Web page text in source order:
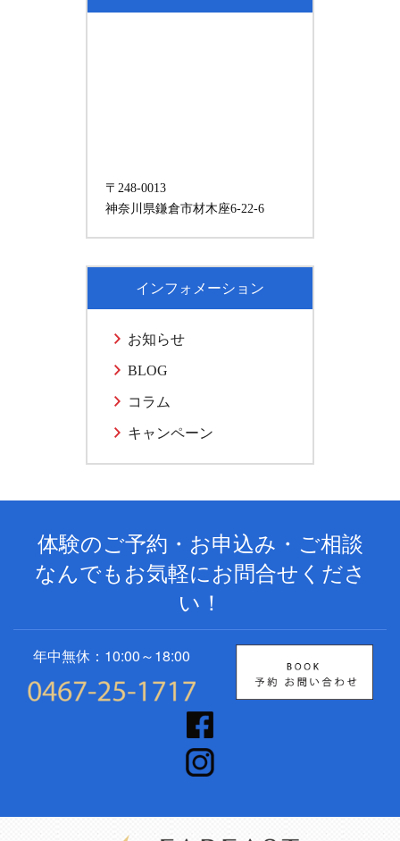
〒248-0013
神奈川県鎌倉市材木座6-22-6
インフォメーション
お知らせ
BLOG
コラム
キャンペーン
体験のご予約・お申込み・ご相談
なんでもお気軽にお問合せくださ
い！
年中無休：10:00～18:00